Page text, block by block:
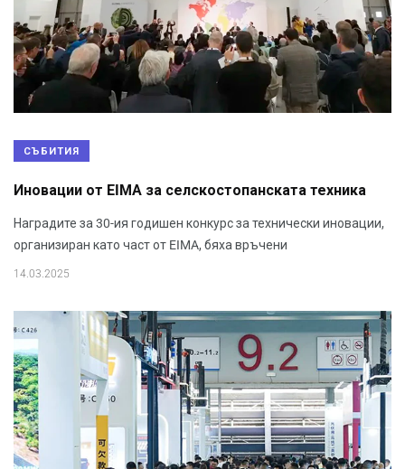
СЪБИТИЯ
Иновации от EIMA за селскостопанската техника
Наградите за 30-ия годишен конкурс за технически иновации,
организиран като част от EIMA, бяха връчени
14.03.2025